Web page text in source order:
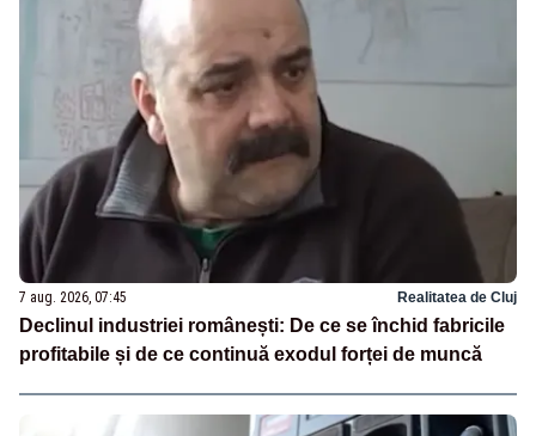
7 aug. 2026, 07:45 Realitatea de Cluj
Declinul industriei românești: De ce se închid fabricile
profitabile și de ce continuă exodul forței de muncă